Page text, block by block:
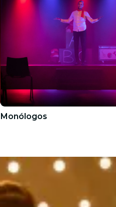
Monólogos